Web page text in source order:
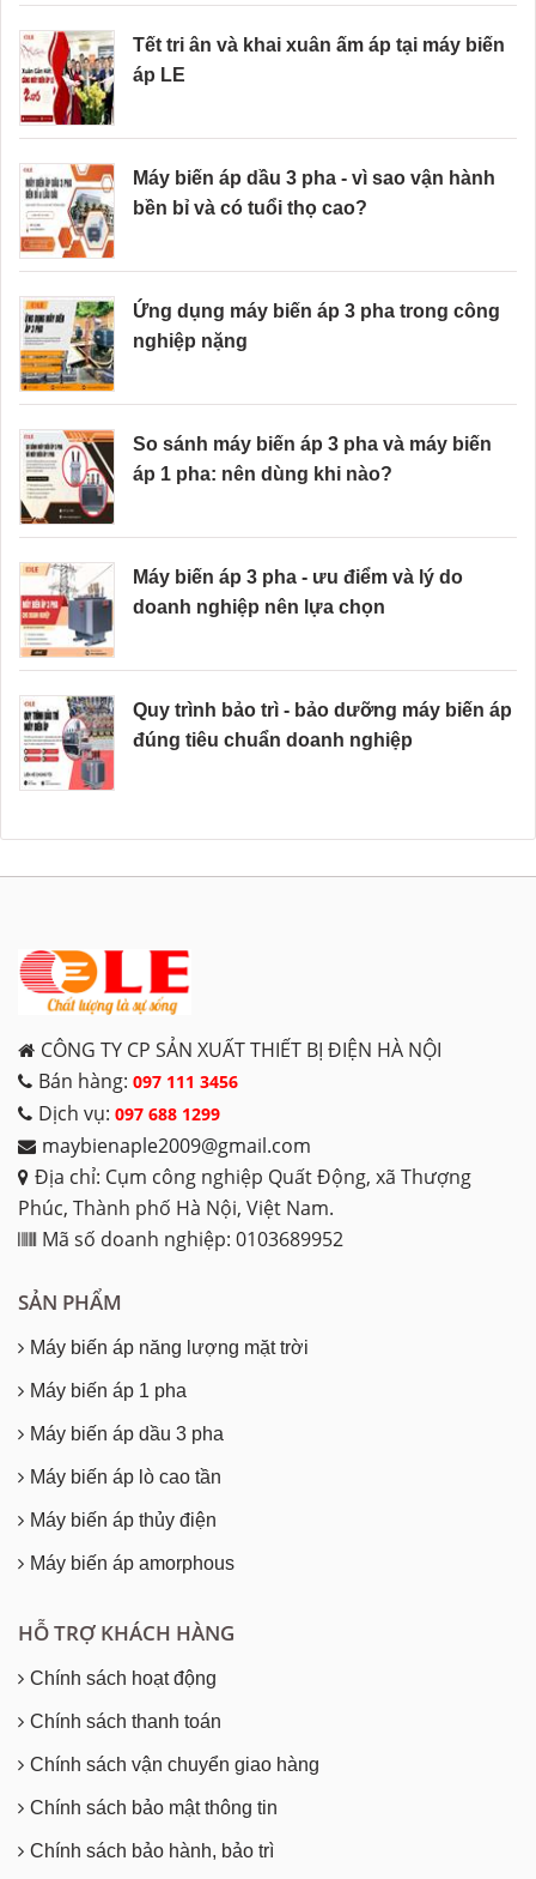
Tết tri ân và khai xuân ấm áp tại máy biến
áp LE
Máy biến áp dầu 3 pha - vì sao vận hành
bền bỉ và có tuổi thọ cao?
Ứng dụng máy biến áp 3 pha trong công
nghiệp nặng
So sánh máy biến áp 3 pha và máy biến
áp 1 pha: nên dùng khi nào?
Máy biến áp 3 pha - ưu điểm và lý do
doanh nghiệp nên lựa chọn
Quy trình bảo trì - bảo dưỡng máy biến áp
đúng tiêu chuẩn doanh nghiệp
CÔNG TY CP SẢN XUẤT THIẾT BỊ ĐIỆN HÀ NỘI
Bán hàng: 097 111 3456
Dịch vụ: 097 688 1299
maybienaple2009@gmail.com
Địa chỉ: Cụm công nghiệp Quất Động, xã Thượng
Phúc, Thành phố Hà Nội, Việt Nam.
Mã số doanh nghiệp: 0103689952
SẢN PHẨM
Máy biến áp năng lượng mặt trời
Máy biến áp 1 pha
Máy biến áp dầu 3 pha
Máy biến áp lò cao tần
Máy biến áp thủy điện
Máy biến áp amorphous
HỖ TRỢ KHÁCH HÀNG
Chính sách hoạt động
Chính sách thanh toán
Chính sách vận chuyển giao hàng
Chính sách bảo mật thông tin
Chính sách bảo hành, bảo trì